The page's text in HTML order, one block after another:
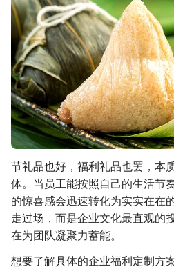
节礼品也好，福利礼品也罢，本
体。当员工能按照自己的生活节
的惊喜感会迅速转化为实实在在
走过场，而是企业文化最直观的
在为团队凝聚力蓄能。
想要了解具体的企业福利定制方